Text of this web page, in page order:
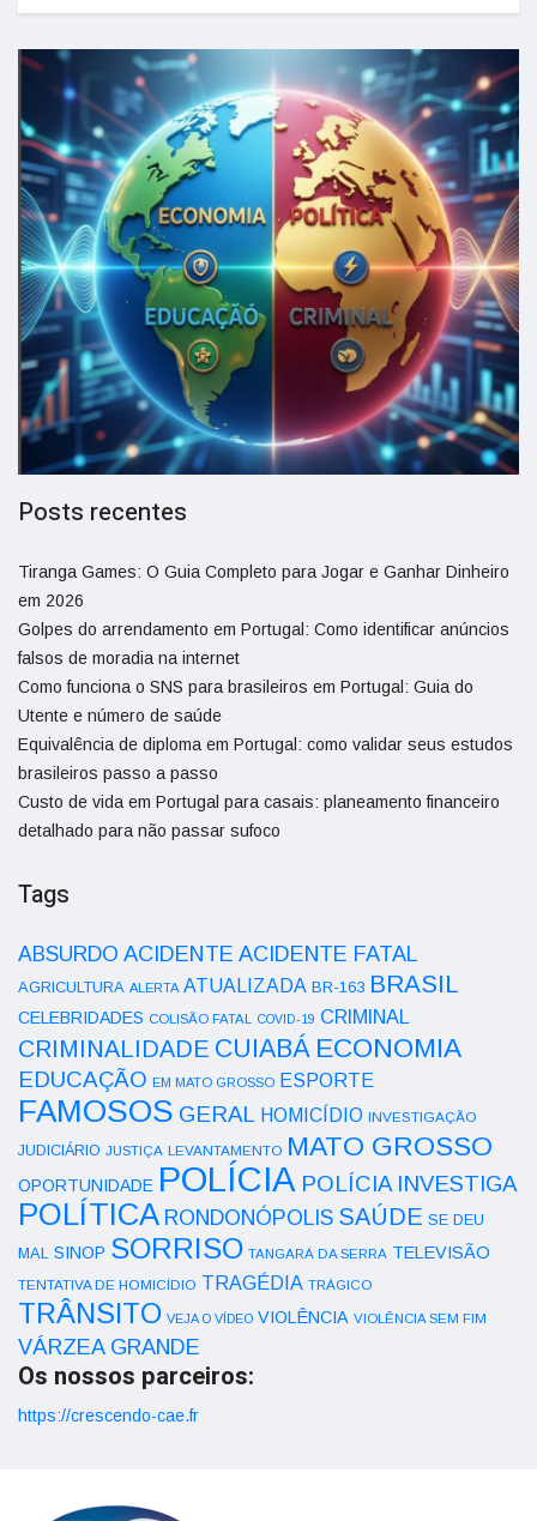
Posts recentes
Tiranga Games: O Guia Completo para Jogar e Ganhar Dinheiro
em 2026
Golpes do arrendamento em Portugal: Como identificar anúncios
falsos de moradia na internet
Como funciona o SNS para brasileiros em Portugal: Guia do
Utente e número de saúde
Equivalência de diploma em Portugal: como validar seus estudos
brasileiros passo a passo
Custo de vida em Portugal para casais: planeamento financeiro
detalhado para não passar sufoco
Tags
ABSURDO ACIDENTE ACIDENTE FATAL
AGRICULTURA ALERTA ATUALIZADA BR-163 BRASIL
CELEBRIDADES COLISÃO FATAL COVID-19 CRIMINAL
CRIMINALIDADE CUIABÁ ECONOMIA
EDUCAÇÃO EM MATO GROSSO ESPORTE
FAMOSOS GERAL HOMICÍDIO INVESTIGAÇÃO
JUDICIÁRIO JUSTIÇA LEVANTAMENTO MATO GROSSO
OPORTUNIDADE POLÍCIA POLÍCIA INVESTIGA
POLÍTICA RONDONÓPOLIS SAÚDE SE DEU
MAL SINOP SORRISO TANGARÁ DA SERRA TELEVISÃO
TENTATIVA DE HOMICÍDIO TRAGÉDIA TRÁGICO
TRÂNSITO VEJA O VÍDEO VIOLÊNCIA VIOLÊNCIA SEM FIM
VÁRZEA GRANDE
Os nossos parceiros:
https://crescendo-cae.fr